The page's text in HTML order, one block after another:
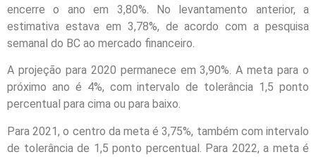
encerre o ano em 3,80%. No levantamento anterior, a
estimativa estava em 3,78%, de acordo com a pesquisa
semanal do BC ao mercado financeiro.
A projeção para 2020 permanece em 3,90%. A meta para o
próximo ano é 4%, com intervalo de tolerância 1,5 ponto
percentual para cima ou para baixo.
Para 2021, o centro da meta é 3,75%, também com intervalo
de tolerância de 1,5 ponto percentual. Para 2022, a meta é